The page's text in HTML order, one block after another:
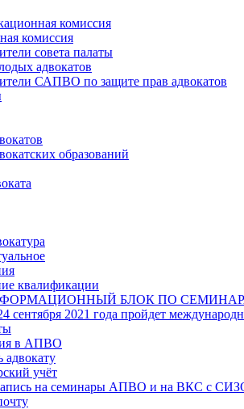
комиссия
комиссия
совета палаты
адвокатов
САПВО по защите прав адвокатов
образований
квалификации
БЛОК ПО
сентября 2021 года пройдет
в АПВО
учёт
на семинары АПВО и на ВКС с